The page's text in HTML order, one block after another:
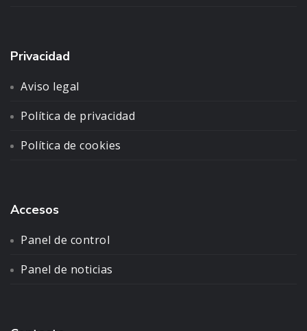
Privacidad
Aviso legal
Política de privacidad
Política de cookies
Accesos
Panel de control
Panel de noticias